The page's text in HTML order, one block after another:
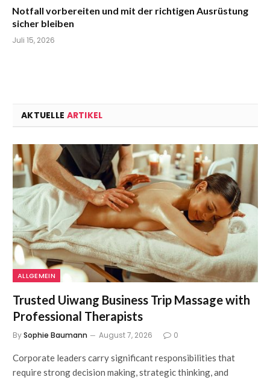
Notfall vorbereiten und mit der richtigen Ausrüstung
sicher bleiben
Juli 15, 2026
AKTUELLE ARTIKEL
ALLGEMEIN
Trusted Uiwang Business Trip Massage with
Professional Therapists
BySophie Baumann August 7, 2026 0
Corporate leaders carry significant responsibilities that
require strong decision making, strategic thinking, and